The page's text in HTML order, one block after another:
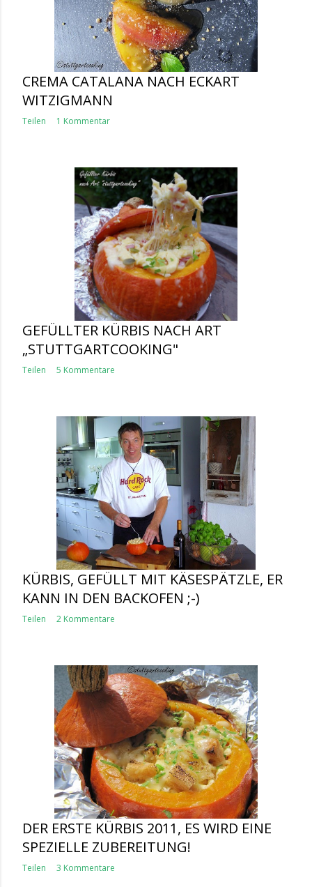
CREMA CATALANA NACH ECKART
WITZIGMANN
Teilen 1 Kommentar
GEFÜLLTER KÜRBIS NACH ART
„STUTTGARTCOOKING"
Teilen 5 Kommentare
KÜRBIS, GEFÜLLT MIT KÄSESPÄTZLE, ER
KANN IN DEN BACKOFEN ;-)
Teilen 2 Kommentare
DER ERSTE KÜRBIS 2011, ES WIRD EINE
SPEZIELLE ZUBEREITUNG!
Teilen 3 Kommentare